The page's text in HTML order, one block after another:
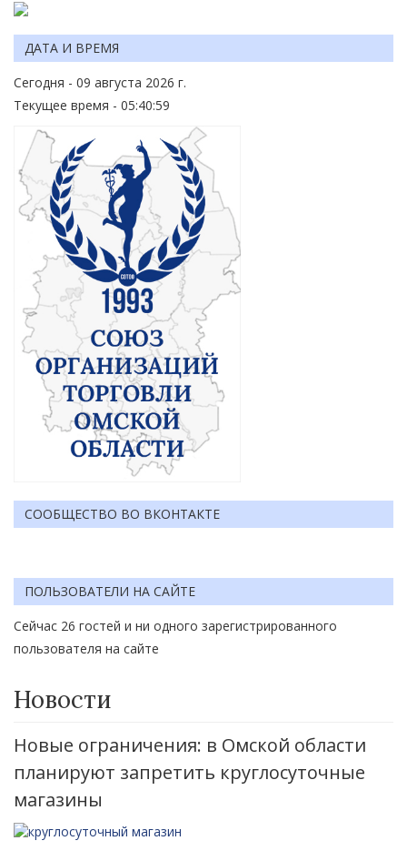
ДАТА И ВРЕМЯ
Сегодня - 09 августа 2026 г.
Текущее время - 05:41:00
СООБЩЕСТВО ВО ВКОНТАКТЕ
ПОЛЬЗОВАТЕЛИ НА САЙТЕ
Сейчас 26 гостей и ни одного зарегистрированного
пользователя на сайте
Новости
Новые ограничения: в Омской области
планируют запретить круглосуточные
магазины